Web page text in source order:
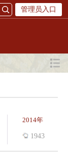
管理员入口
2014年
1943